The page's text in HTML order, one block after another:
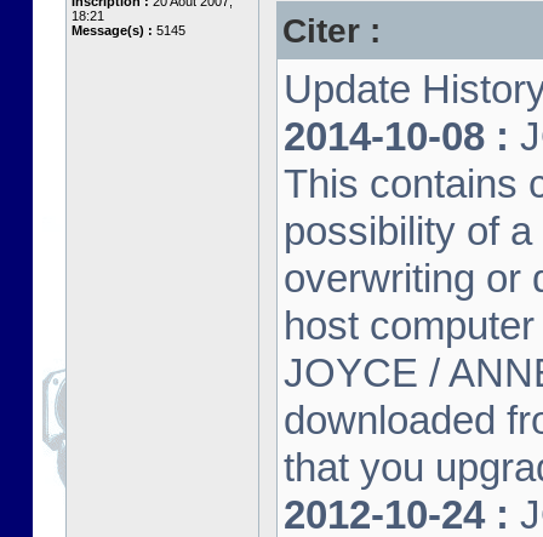
18:21
Message(s) : 5145 Citer :
Update
2014-10-08 :
This contains
possibility of
overwriting or
host
JOYCE /
downloaded
that you
2012-10-24 :